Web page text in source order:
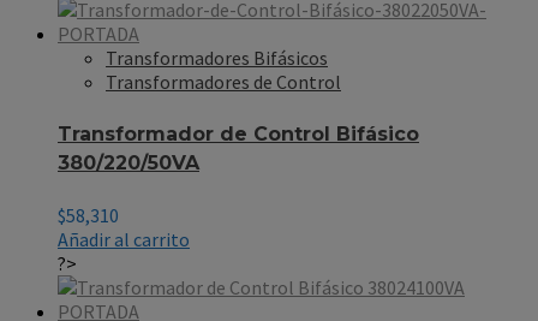
Transformadores Bifásicos
Transformadores de Control
Transformador de Control Bifásico
380/220/50VA
$58,310
Añadir al carrito
?>